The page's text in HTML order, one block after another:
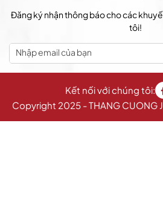
Đăng ký nhận thông báo cho các
tôi!
Copyright 2025 - THANG CUONG
Kết nối với chúng tôi: